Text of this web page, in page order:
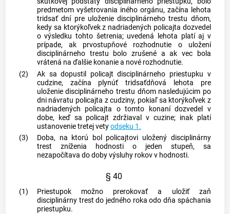
predmetom vyšetrovania iného orgánu, začína lehota
tridsať dní pre uloženie disciplinárneho trestu dňom,
kedy sa ktorýkoľvek z nadriadených policajta dozvedel
o výsledku tohto šetrenia; uvedená lehota platí aj v
prípade, ak prvostupňové rozhodnutie o uložení
disciplinárneho trestu bolo zrušené a ak vec bola
vrátená na ďalšie konanie a nové rozhodnutie.
(2)
Ak sa dopustil policajt disciplinárneho priestupku v
cudzine, začína plynúť tridsaťdňová lehota pre
uloženie disciplinárneho trestu dňom nasledujúcim po
dni návratu policajta z cudziny, pokiaľ sa ktorýkoľvek z
nadriadených policajta o tomto konaní dozvedel v
dobe, keď sa policajt zdržiaval v cuzine; inak platí
ustanovenie tretej vetyodseku 1.
(3)
Doba, na ktorú bol policajtovi uložený disciplinárny
trest zníženia hodnosti o jeden stupeň, sa
nezapočítava do doby výsluhy rokov v hodnosti.
§ 40
(1)
Priestupok možno prerokovať a uložiť zaň
disciplinárny trest do jedného roka odo dňa spáchania
priestupku.